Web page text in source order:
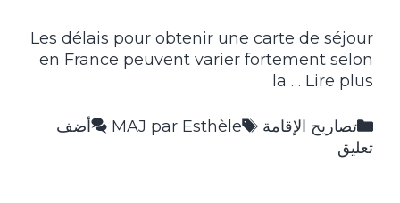
Les délais pour obtenir une carte de séjour
en France peuvent varier fortement selon
la … Lire plus
التصنيفات
تصاريح الإقامة الوسوم
MAJ par Esthèle
أضف
تعليق